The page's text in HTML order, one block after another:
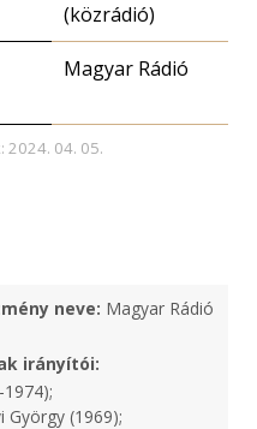
(közrádió)
Magyar Rádió
2024. 04. 05.
neve: Magyar Rádió
irányítói:
György (1969);